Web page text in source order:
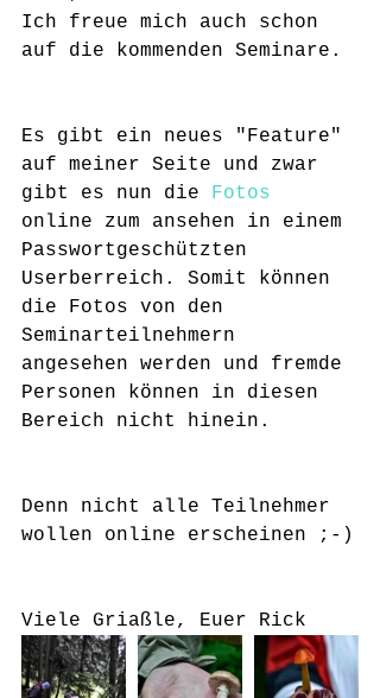
Ich freue mich auch schon
auf die kommenden Seminare.
Es gibt ein neues "Feature"
auf meiner Seite und zwar
gibt es nun die Fotos
online zum ansehen in einem
Passwortgeschützten
Userberreich. Somit können
die Fotos von den
Seminarteilnehmern
angesehen werden und fremde
Personen können in diesen
Bereich nicht hinein.
Denn nicht alle Teilnehmer
wollen online erscheinen ;-)
Viele Griaßle, Euer Rick